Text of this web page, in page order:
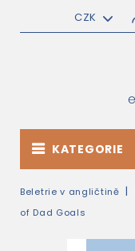
CZK
KATEGORIE
Beletrie v angličtině
of Dad Goals